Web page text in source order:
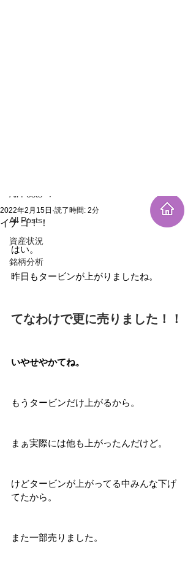
All Posts
資産状況
銘柄分析
All Posts
イナゴ！！
2022年2月15日 読了時間: 2分
はい。
昨日もタービンが上がりましたね。
てなわけで更に売りました！！
いやせやかてね。
もうタービンだけ上がるから。
まぁ実際には他も上がったんだけど。
けどタービンが上がってる中みんな下げ
てたから。
また一部売りました。